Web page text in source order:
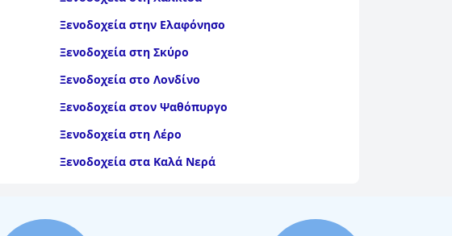
Ξενοδοχεία στην Ελαφόνησο
Ξενοδοχεία στη Σκύρο
Ξενοδοχεία στο Λονδίνο
Ξενοδοχεία στον Ψαθόπυργο
Ξενοδοχεία στη Λέρο
Ξενοδοχεία στα Καλά Νερά